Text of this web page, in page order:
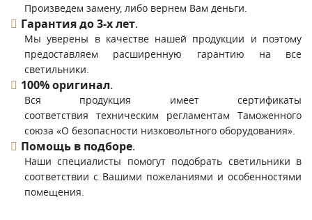
Произведем замену, либо вернем Вам деньги.
Гарантия до 3-х лет.
Мы уверены в качестве нашей продукции и поэтому
предоставляем расширенную гарантию на все
светильники.
100% оригинал.
Вся продукция имеет сертификаты
соответствия техническим регламентам Таможенного
союза «О безопасности низковольтного оборудования».
Помощь в подборе.
Наши специалисты помогут подобрать светильники в
соответствии с Вашими пожеланиями и особенностями
помещения.